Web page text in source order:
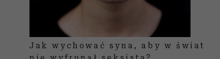
Jak wychować syna, aby w świat